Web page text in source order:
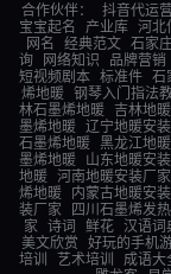
合作伙伴： 抖音代运
宝宝起名
产业库 河北
网名
经典范文 石家
询
网络知识 品牌营销
短视频剧本 标准件 石
烯地暖 钢琴入门指法
林石墨烯地暖
吉林地
墨烯地暖 辽宁地暖安
石墨烯地暖 黑龙江地
墨烯地暖
山东地暖安
地暖 河南地暖安装厂家
烯地暖
内蒙古地暖安
装厂家
四川石墨烯发
家
诗词 鲜花 汉语词
美文欣赏
好玩的手机
培训
艺术培训 成语大